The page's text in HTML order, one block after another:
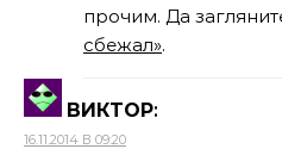
прочим. Да
сбежал».
ВИКТОР:
16.11.2014 В 09:20